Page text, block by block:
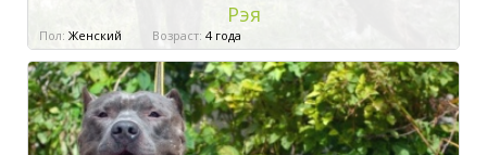
Рэя
Пол: Женский Возраст: 4 года